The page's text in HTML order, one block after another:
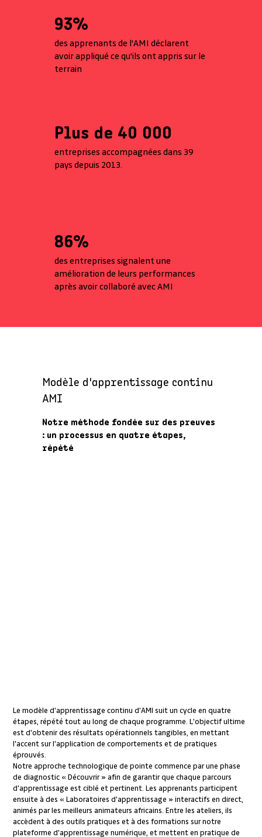
93%
des apprenants de l'AMI déclarent
avoir appliqué ce qu'ils ont appris sur le
terrain
Plus de 40 000
entreprises accompagnées dans 39
pays depuis 2013.
86%
des entreprises signalent une
amélioration de leurs performances
après avoir collaboré avec AMI
Modèle d'apprentissage continu
AMI
Notre méthode fondée sur des preuves
: un processus en quatre étapes,
répété
Le modèle d'apprentissage continu d'AMI suit un cycle en quatre
étapes, répété tout au long de chaque programme. L'objectif ultime
est d'obtenir des résultats opérationnels tangibles, en mettant
l'accent sur l'application de comportements et de pratiques
éprouvés.
Notre approche technologique de pointe commence par une phase
de diagnostic « Découvrir » afin de garantir que chaque parcours
d'apprentissage est ciblé et pertinent. Les apprenants participent
ensuite à des « Laboratoires d'apprentissage » interactifs en direct,
animés par les meilleurs animateurs africains. Entre les ateliers, ils
accèdent à des outils pratiques et à des formations sur notre
plateforme d'apprentissage numérique, et mettent en pratique de